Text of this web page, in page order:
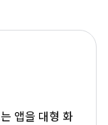
앱을 대형 화